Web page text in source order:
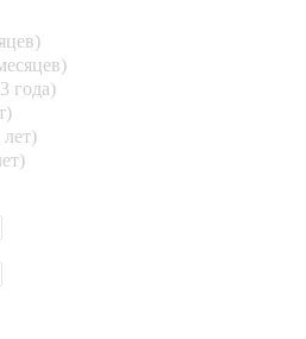
года)